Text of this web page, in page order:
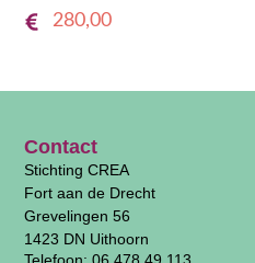
280,00
Contact
Stichting CREA
Fort aan de Drecht
Grevelingen 56
1423 DN Uithoorn